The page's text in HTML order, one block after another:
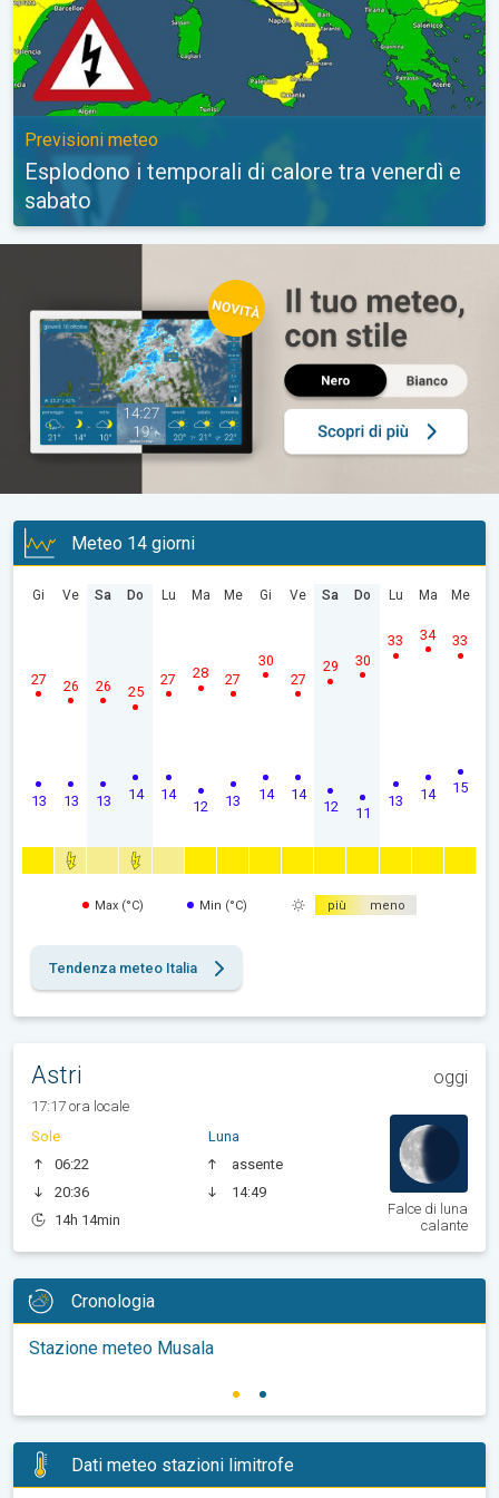
Previsioni meteo
Esplodono i temporali di calore tra venerdì e
sabato
Meteo 14 giorni
Gi
13
27
Ve
13
26
Sa
13
26
Do
14
25
Lu
14
27
Ma
12
28
Me
13
27
Gi
14
30
Ve
14
27
Sa
12
29
Do
11
30
Lu
13
33
Ma
14
34
Me
15
33
Max (°C) Min (°C) più meno
Tendenza meteo Italia
Astri oggi
17:17 ora locale
Sole
06:22
20:36
14h 14min
Luna
assente
14:49
Falce di luna
calante
Cronologia
Stazione meteo Musala
Dati meteo stazioni limitrofe